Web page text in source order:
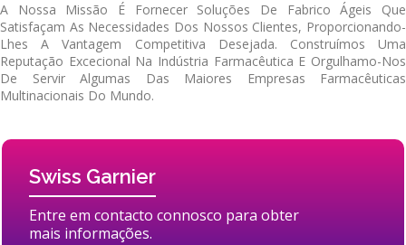
A Nossa Missão É Fornecer Soluções De Fabrico Ágeis Que
Satisfaçam As Necessidades Dos Nossos Clientes, Proporcionando-
Lhes A Vantagem Competitiva Desejada. Construímos Uma
Reputação Excecional Na Indústria Farmacêutica E Orgulhamo-Nos
De Servir Algumas Das Maiores Empresas Farmacêuticas
Multinacionais Do Mundo.
Swiss Garnier
Entre em contacto connosco para obter
mais informações.